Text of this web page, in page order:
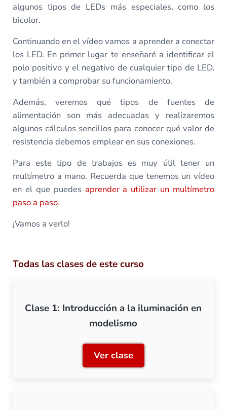
algunos tipos de LEDs más especiales, como los
bicolor.
Continuando en el vídeo vamos a aprender a conectar
los LED. En primer lugar te enseñaré a identificar el
polo positivo y el negativo de cualquier tipo de LED,
y también a comprobar su funcionamiento.
Además, veremos qué tipos de fuentes de
alimentación son más adecuadas y realizaremos
algunos cálculos sencillos para conocer qué valor de
resistencia debemos emplear en sus conexiones.
Para este tipo de trabajos es muy útil tener un
multímetro a mano. Recuerda que tenemos un vídeo
en el que puedes aprender a utilizar un multímetro
paso a paso.
¡Vamos a verlo!
Todas las clases de este curso
Clase 1: Introducción a la iluminación en
modelismo
Ver claseClase 1: Introducción a la